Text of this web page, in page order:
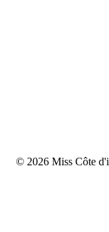
© 2026 Miss Côte